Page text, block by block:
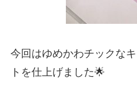
今回はゆめかわチックな
トを仕上げました🌟